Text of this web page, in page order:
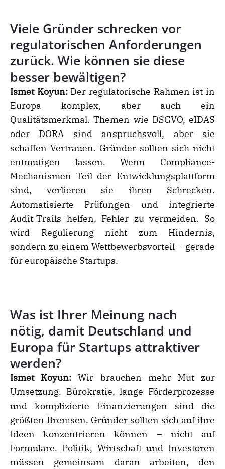
Viele Gründer schrecken vor
regulatorischen Anforderungen
zurück. Wie können sie diese
besser bewältigen?
Ismet Koyun:Der regulatorische Rahmen ist in
Europa komplex, aber auch ein
Qualitätsmerkmal. Themen wie DSGVO, eIDAS
oder DORA sind anspruchsvoll, aber sie
schaffen Vertrauen. Gründer sollten sich nicht
entmutigen lassen. Wenn Compliance-
Mechanismen Teil der Entwicklungsplattform
sind, verlieren sie ihren Schrecken.
Automatisierte Prüfungen und integrierte
Audit-Trails helfen, Fehler zu vermeiden. So
wird Regulierung nicht zum Hindernis,
sondern zu einem Wettbewerbsvorteil – gerade
für europäische Startups.
Was ist Ihrer Meinung nach
nötig, damit Deutschland und
Europa für Startups attraktiver
werden?
Ismet Koyun: Wir brauchen mehr Mut zur
Umsetzung. Bürokratie, lange Förderprozesse
und komplizierte Finanzierungen sind die
größten Bremsen. Gründer sollten sich auf ihre
Ideen konzentrieren können – nicht auf
Formulare. Politik, Wirtschaft und Investoren
müssen gemeinsam daran arbeiten, den